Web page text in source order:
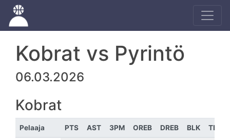
Kobrat vs Pyrintö
06.03.2026
Kobrat
Pelaaja PTS AST 3PM OREB DREB BLK TEH